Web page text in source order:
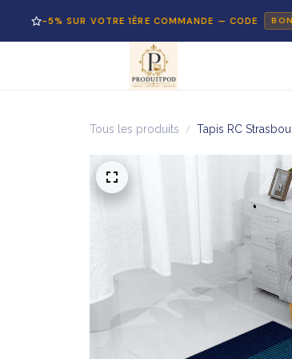
SUR VOTRE 1ÈRE COMMANDE — CODE BONJOUR5
Tous les produits Tapis RC